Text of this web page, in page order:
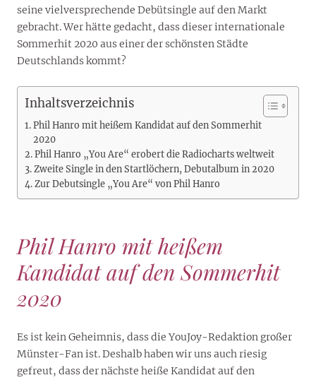
seine vielversprechende Debütsingle auf den Markt
gebracht. Wer hätte gedacht, dass dieser internationale
Sommerhit 2020 aus einer der schönsten Städte
Deutschlands kommt?
Inhaltsverzeichnis
Phil Hanro mit heißem Kandidat auf den Sommerhit
2020
Phil Hanro „You Are“ erobert die Radiocharts weltweit
Zweite Single in den Startlöchern, Debutalbum in 2020
Zur Debutsingle „You Are“ von Phil Hanro
Phil Hanro mit heißem
Kandidat auf den Sommerhit
2020
Es ist kein Geheimnis, dass die YouJoy-Redaktion großer
Münster-Fan ist. Deshalb haben wir uns auch riesig
gefreut, dass der nächste heiße Kandidat auf den